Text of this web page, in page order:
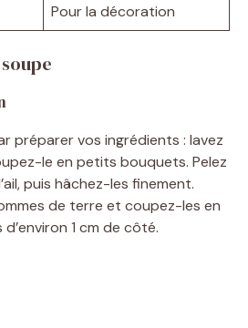
Pour la décoration
préparer vos ingrédients : lavez
le en petits bouquets. Pelez
puis hâchez-les finement.
de terre et coupez-les en
1 cm de côté.